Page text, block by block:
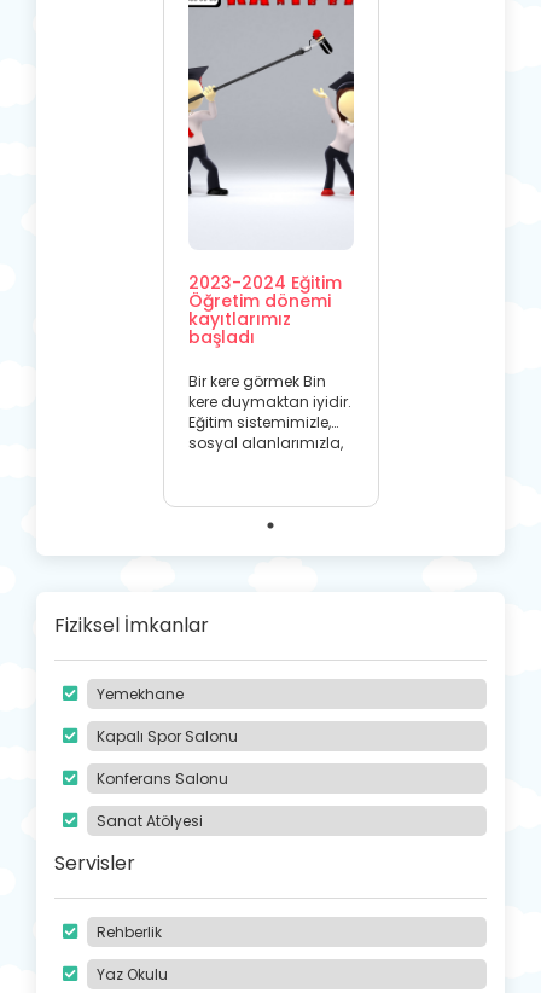
2023-2024 Eğitim
Öğretim dönemi
kayıtlarımız
başladı
Bir kere görmek Bin
kere duymaktan iyidir.
Eğitim sistemimizle,
sosyal alanlarımızla,
konumumuzla; bir
anaokuldan daha
Fiziksel İmkanlar
Yemekhane
Kapalı Spor Salonu
Konferans Salonu
Sanat Atölyesi
Servisler
Rehberlik
Yaz Okulu